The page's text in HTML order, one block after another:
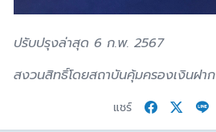
ปรับปรุงล่าสุด 6 ก.พ. 2567
สงวนสิทธิ์โดยสถาบันคุ้มครองเงินฝาก
แชร์